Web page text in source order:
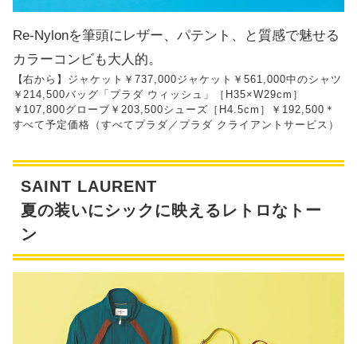
Re-Nylonを筆頭にレザー、パテント、と質感で魅せる
カラーコンビも大人的。
【右から】ジャケット￥737,000ジャケット￥561,000中のシャツ
￥214,500バッグ「プラダ ウィッシュ」［H35×W29cm］
￥107,800グローブ￥203,500シューズ［H4.5cm］￥192,500＊
すべて予定価格（すべてプラダ／プラダ クライアントサービス）
SAINT LAURENT
夏の装いにシックに映えるレトロなトー
ン